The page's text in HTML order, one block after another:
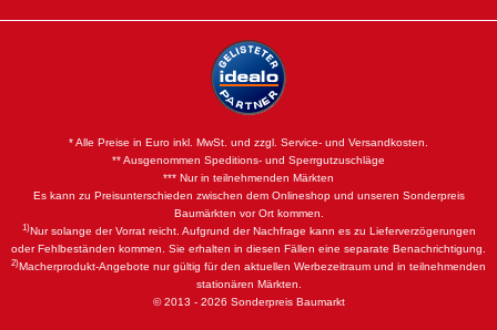
* Alle Preise in Euro inkl. MwSt. und zzgl. Service- und Versandkosten.
** Ausgenommen Speditions- und Sperrgutzuschläge
*** Nur in teilnehmenden Märkten
Es kann zu Preisunterschieden zwischen dem Onlineshop und unseren Sonderpreis
Baumärkten vor Ort kommen.
1)Nur solange der Vorrat reicht. Aufgrund der Nachfrage kann es zu Lieferverzögerungen
oder Fehlbeständen kommen. Sie erhalten in diesen Fällen eine separate Benachrichtigung.
2)Macherprodukt-Angebote nur gültig für den aktuellen Werbezeitraum und in teilnehmenden
stationären Märkten.
© 2013 - 2026 Sonderpreis Baumarkt